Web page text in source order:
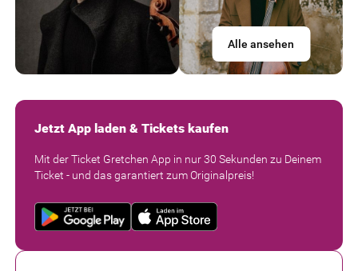
Alle ansehen
Jetzt App laden & Tickets kaufen
Mit der Ticket Gretchen App in nur 30 Sekunden zu Deinem
Ticket - und das garantiert zum Originalpreis!